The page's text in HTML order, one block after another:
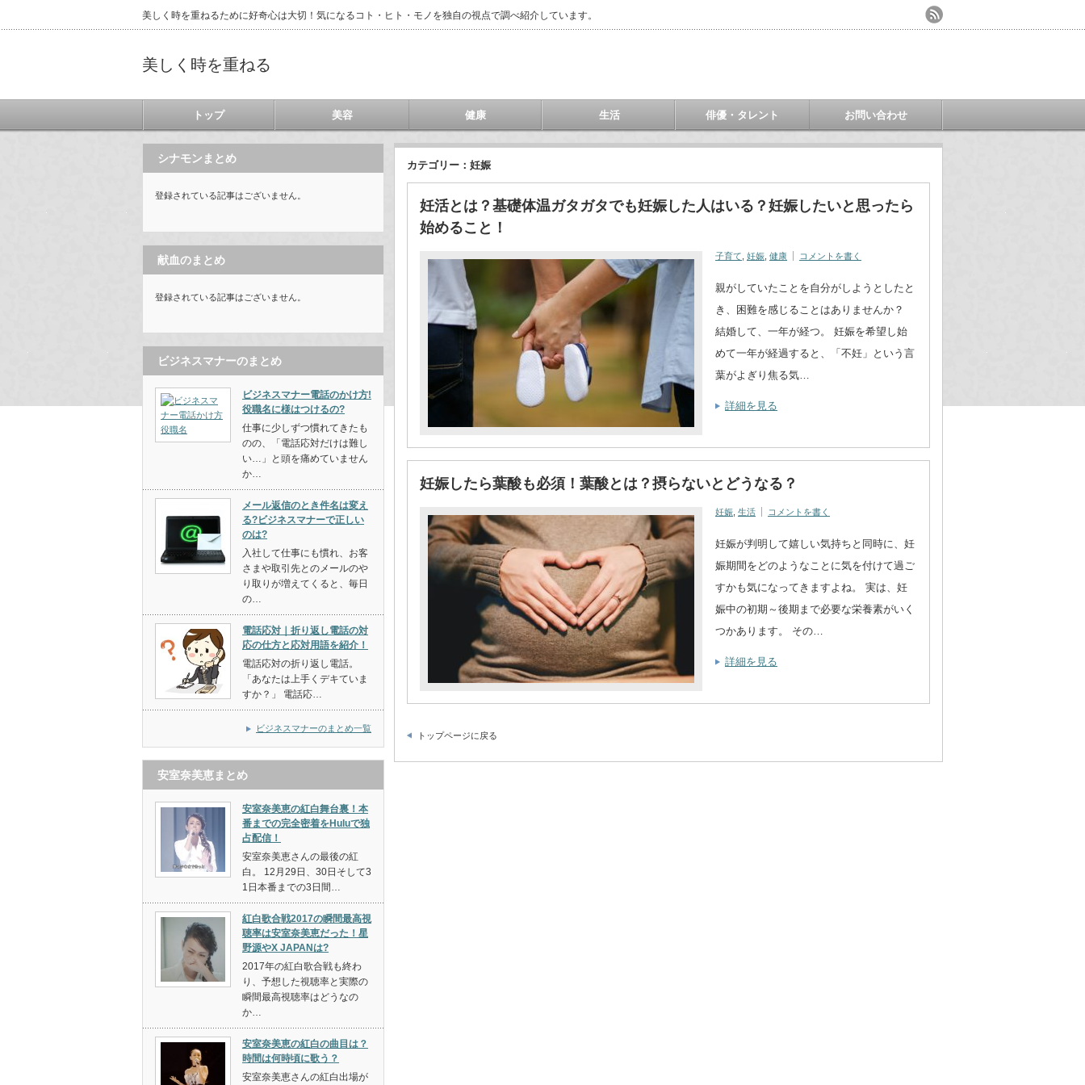
美しく時を重ねるために好奇心は大切！気になるコト・ヒト・モノを独自の視点で調べ紹介しています。
美しく時を重ねる
トップ 美容 健康 生活 俳優・タレント お問い合わせ
カテゴリー：妊娠
妊活とは？基礎体温ガタガタでも妊娠した人はいる？妊娠したいと思ったら
始めること！
子育て 妊娠 健康 コメントを書く
親がしていたことを自分がしようとしたと
き、困難を感じることはありませんか？
結婚して、一年が経つ。 妊娠を希望し始
めて一年が経過すると、「不妊」という言
葉がよぎり焦る気…
詳細を見る
妊娠したら葉酸も必須！葉酸とは？摂らないとどうなる？
妊娠 生活 コメントを書く
妊娠が判明して嬉しい気持ちと同時に、妊
娠期間をどのようなことに気を付けて過ご
すかも気になってきますよね。 実は、妊
娠中の初期～後期まで必要な栄養素がいく
つかあります。 その…
詳細を見る
トップページに戻る
シナモンまとめ
登録されている記事はございません。
献血のまとめ
登録されている記事はございません。
ビジネスマナーのまとめ
ビジネスマナー電話のかけ方!
役職名に様はつけるの?
仕事に少しずつ慣れてきたも
のの、「電話応対だけは難し
い…」と頭を痛めていません
か…
メール返信のとき件名は変え
る?ビジネスマナーで正しい
のは?
入社して仕事にも慣れ、お客
さまや取引先とのメールのや
り取りが増えてくると、毎日
の…
電話応対｜折り返し電話の対
応の仕方と応対用語を紹介！
電話応対の折り返し電話。
「あなたは上手くデキていま
すか？」 電話応…
ビジネスマナーのまとめ一覧
安室奈美恵まとめ
安室奈美恵の紅白舞台裏！本
番までの完全密着をHuluで独
占配信！
安室奈美恵さんの最後の紅
白。 12月29日、30日そして3
1日本番までの3日間…
紅白歌合戦2017の瞬間最高視
聴率は安室奈美恵だった！星
野源やX JAPANは?
2017年の紅白歌合戦も終わ
り、予想した視聴率と実際の
瞬間最高視聴率はどうなの
か…
安室奈美恵の紅白の曲目は？
時間は何時頃に歌う？
安室奈美恵さんの紅白出場が